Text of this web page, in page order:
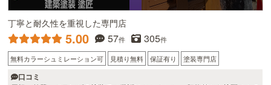
丁寧と耐久性を重視した専門店
5.00 57件 305件
無料カラーシュミレーション可 見積り無料 保証有り 塗装専門店
口コミ